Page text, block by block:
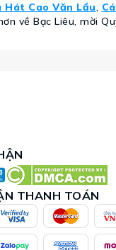
Hát Cao Văn Lầu,
về Bạc Liêu, mời
THANH TOÁN